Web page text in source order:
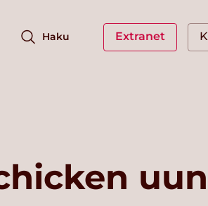
Haku Extranet